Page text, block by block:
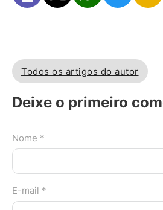
Todos os artigos do autor
Deixe o primeiro
Nome *
E-mail *